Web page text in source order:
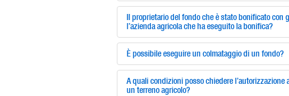
Il proprietario del fondo che è stato bonificato
l’azienda agricola che ha eseguito la bonifica?
È possibile eseguire un colmataggio di un fondo?
A quali condizioni posso chiedere
un terreno agricolo?